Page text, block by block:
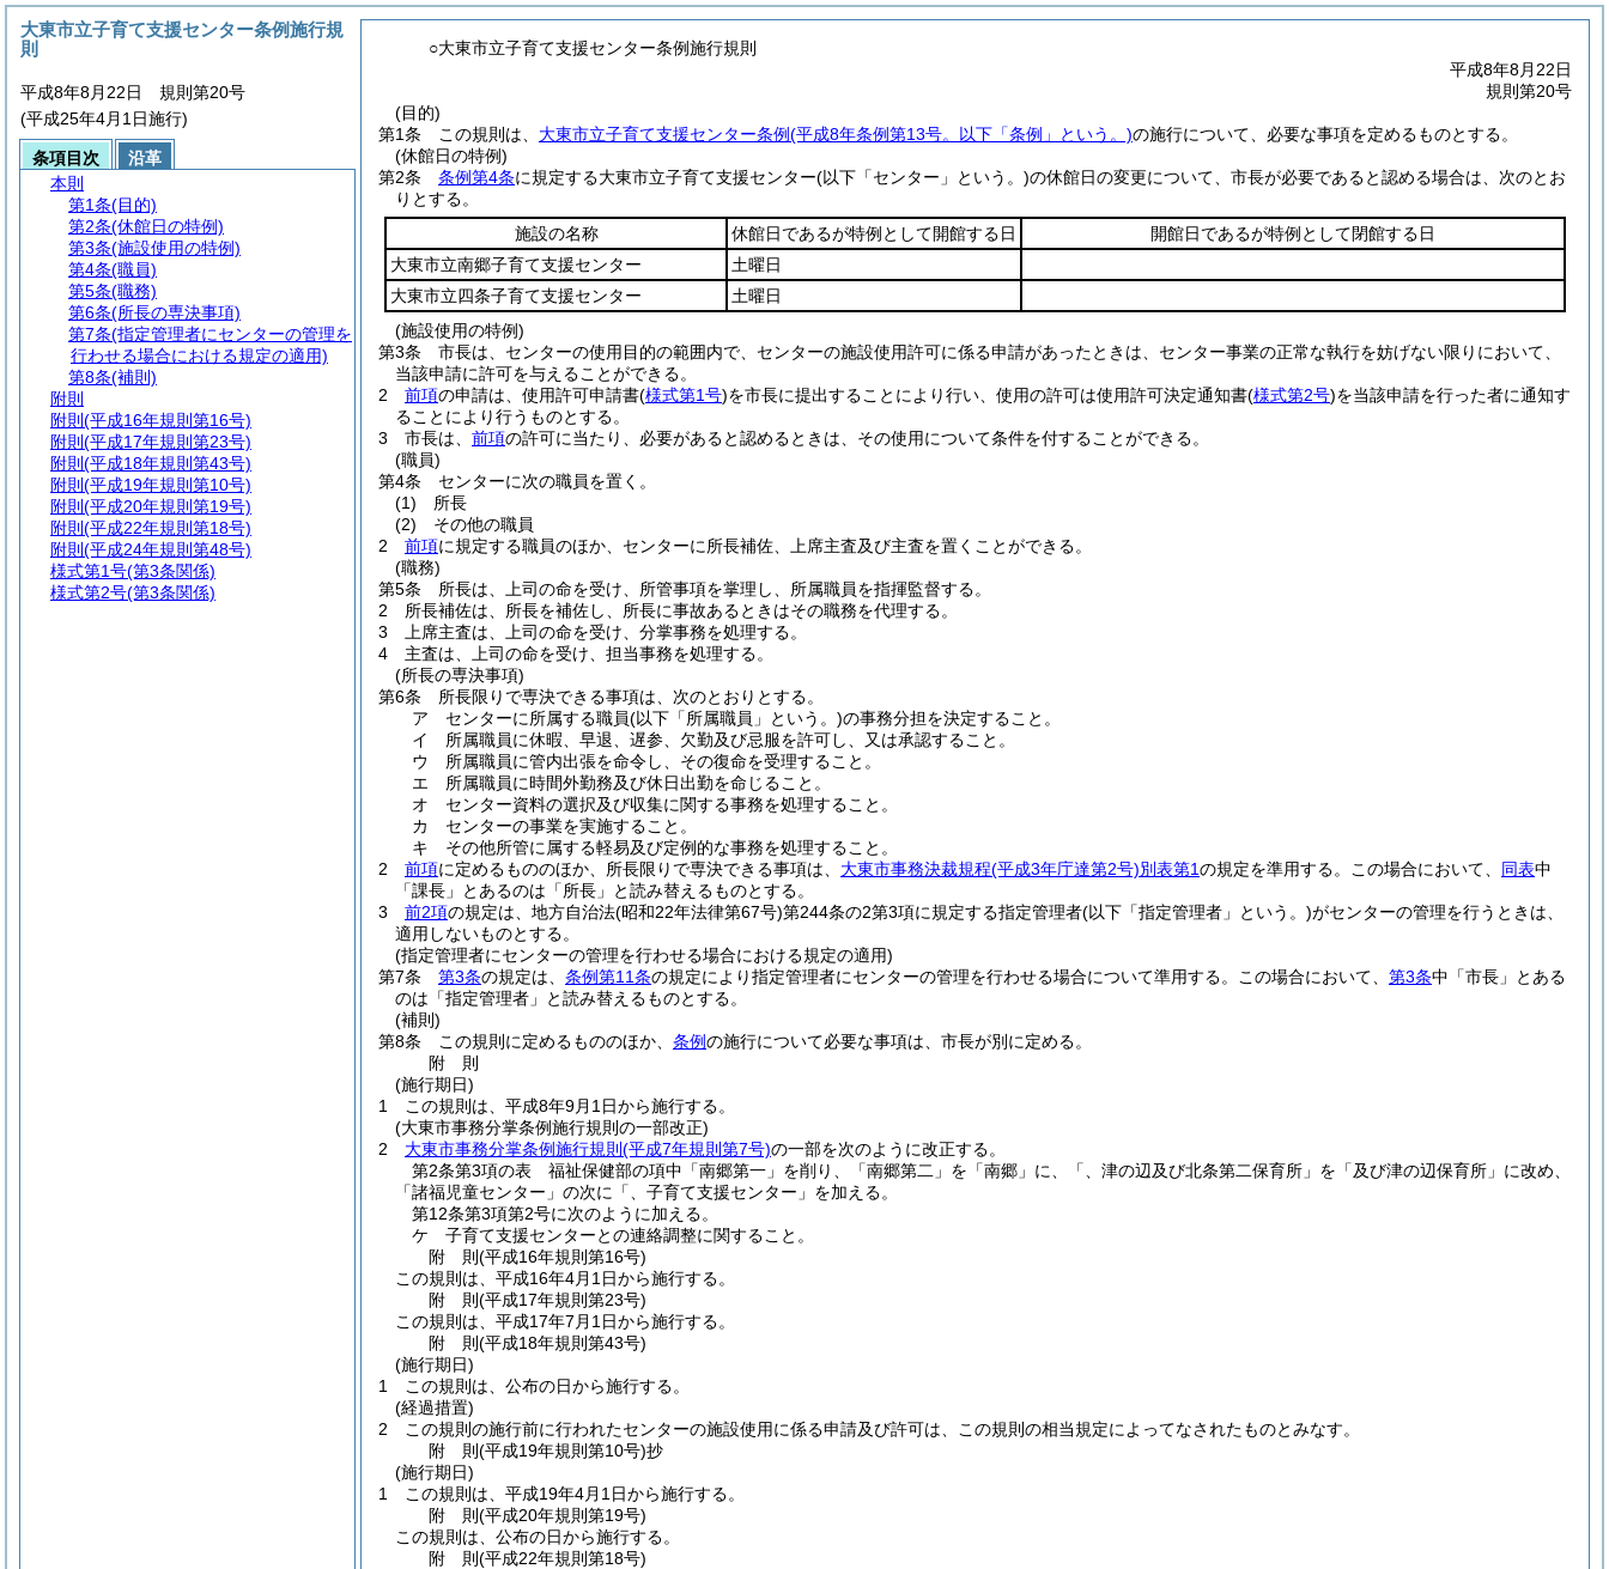
○大東市立子育て支援センター条例施行規則
平成8年8月22日
規則第20号
(目的)
第1条
この規則は、 大東市立子育て支援センター条例(平成8年条例第13号。以下「条例」という。)の施行について、必要な事項を定めるものとする。
(休館日の特例)
第2条
条例第4条に規定する大東市立子育て支援センター(以下「センター」という。)の休館日の変更について、市長が必要であると認める場合は、次のとお
りとする。
施設の名称
休館日であるが特例として開館する日
開館日であるが特例として閉館する日
大東市立南郷子育て支援センター
土曜日
大東市立四条子育て支援センター
土曜日
(施設使用の特例)
第3条
市長は、センターの使用目的の範囲内で、センターの施設使用許可に係る申請があったときは、センター事業の正常な執行を妨げない限りにおいて、
当該申請に許可を与えることができる。
2
前項の申請は、使用許可申請書(様式第1号)を市長に提出することにより行い、使用の許可は使用許可決定通知書(様式第2号)を当該申請を行った者に通知す
ることにより行うものとする。
3
市長は、 前項の許可に当たり、必要があると認めるときは、その使用について条件を付することができる。
(職員)
第4条
センターに次の職員を置く。
(1)
所長
(2)
その他の職員
2
前項に規定する職員のほか、センターに所長補佐、上席主査及び主査を置くことができる。
(職務)
第5条
所長は、上司の命を受け、所管事項を掌理し、所属職員を指揮監督する。
2
所長補佐は、所長を補佐し、所長に事故あるときはその職務を代理する。
3
上席主査は、上司の命を受け、分掌事務を処理する。
4
主査は、上司の命を受け、担当事務を処理する。
(所長の専決事項)
第6条
所長限りで専決できる事項は、次のとおりとする。
ア センターに所属する職員(以下「所属職員」という。)の事務分担を決定すること。
イ 所属職員に休暇、早退、遅参、欠勤及び忌服を許可し、又は承認すること。
ウ 所属職員に管内出張を命令し、その復命を受理すること。
エ 所属職員に時間外勤務及び休日出勤を命じること。
オ センター資料の選択及び収集に関する事務を処理すること。
カ センターの事業を実施すること。
キ その他所管に属する軽易及び定例的な事務を処理すること。
2
前項に定めるもののほか、所長限りで専決できる事項は、 大東市事務決裁規程(平成3年庁達第2号)別表第1の規定を準用する。 この場合において、 同表中
「課長」とあるのは「所長」と読み替えるものとする。
3
前2項の規定は、地方自治法(昭和22年法律第67号)第244条の2第3項に規定する指定管理者(以下「指定管理者」という。)がセンターの管理を行うときは、
適用しないものとする。
(指定管理者にセンターの管理を行わせる場合における規定の適用)
第7条
第3条の規定は、 条例第11条の規定により指定管理者にセンターの管理を行わせる場合について準用する。 この場合において、 第3条中「市長」とある
のは「指定管理者」と読み替えるものとする。
(補則)
第8条
この規則に定めるもののほか、 条例の施行について必要な事項は、市長が別に定める。
附 則
(施行期日)
1
この規則は、平成8年9月1日から施行する。
(大東市事務分掌条例施行規則の一部改正)
2
大東市事務分掌条例施行規則 (平成7年規則第7号)の一部を次のように改正する。
第2条第3項の表 福祉保健部の項中「南郷第一」を削り、「南郷第二」を「南郷」に、「、津の辺及び北条第二保育所」を「及び津の辺保育所」に改め、
「諸福児童センター」の次に「、子育て支援センター」を加える。
第12条第3項第2号に次のように加える。
ケ 子育て支援センターとの連絡調整に関すること。
附 則(平成16年規則第16号)
この規則は、平成16年4月1日から施行する。
附 則(平成17年規則第23号)
この規則は、平成17年7月1日から施行する。
附 則(平成18年規則第43号)
(施行期日)
1
この規則は、公布の日から施行する。
(経過措置)
2
この規則の施行前に行われたセンターの施設使用に係る申請及び許可は、この規則の相当規定によってなされたものとみなす。
附 則(平成19年規則第10号)抄
(施行期日)
1
この規則は、平成19年4月1日から施行する。
附 則(平成20年規則第19号)
この規則は、公布の日から施行する。
附 則(平成22年規則第18号)
大東市立子育て支援センター条例施行規
則
平成8年8月22日 規則第20号
(平成25年4月1日施行)
条項目次
沿革
本則
第1条(目的)
第2条(休館日の特例)
第3条(施設使用の特例)
第4条(職員)
第5条(職務)
第6条(所長の専決事項)
第7条(指定管理者にセンターの管理を
行わせる場合における規定の適用)
第8条(補則)
附則
附則 (平成16年規則第16号)
附則 (平成17年規則第23号)
附則 (平成18年規則第43号)
附則 (平成19年規則第10号)
附則 (平成20年規則第19号)
附則 (平成22年規則第18号)
附則 (平成24年規則第48号)
様式第1号(第3条関係)
様式第2号(第3条関係)